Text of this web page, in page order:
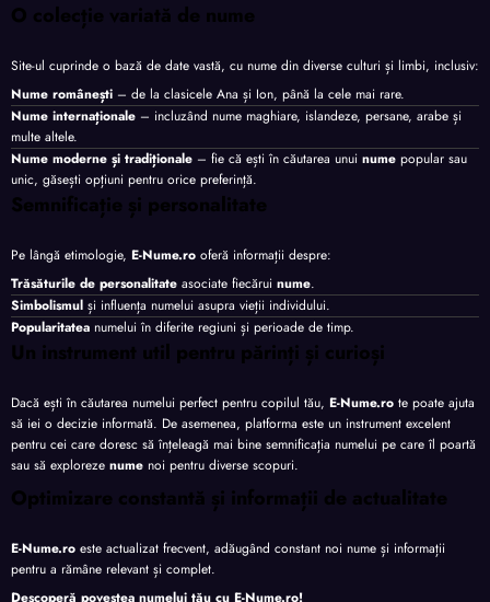
O colecție variată de nume
Site-ul cuprinde o bază de date vastă, cu nume din diverse culturi și limbi, inclusiv:
Nume românești – de la clasicele Ana și Ion, până la cele mai rare.
Nume internaționale – incluzând nume maghiare, islandeze, persane, arabe și
multe altele.
Nume moderne și tradiționale – fie că ești în căutarea unui nume popular sau
unic, găsești opțiuni pentru orice preferință.
Semnificație și personalitate
Pe lângă etimologie, E-Nume.ro oferă informații despre:
Trăsăturile de personalitate asociate fiecărui nume.
Simbolismul și influența numelui asupra vieții individului.
Popularitatea numelui în diferite regiuni și perioade de timp.
Un instrument util pentru părinți și curioși
Dacă ești în căutarea numelui perfect pentru copilul tău, E-Nume.ro te poate ajuta
să iei o decizie informată. De asemenea, platforma este un instrument excelent
pentru cei care doresc să înțeleagă mai bine semnificația numelui pe care îl poartă
sau să exploreze nume noi pentru diverse scopuri.
Optimizare constantă și informații de actualitate
E-Nume.ro este actualizat frecvent, adăugând constant noi nume și informații
pentru a rămâne relevant și complet.
Descoperă povestea numelui tău cu E-Nume.ro!